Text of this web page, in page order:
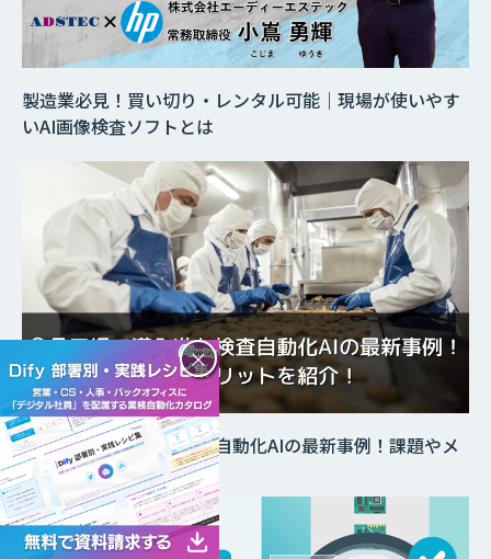
製造業必見！買い切り・レンタル可能｜現場が使いやす
いAI画像検査ソフトとは
食品工場で導入進む検査自動化AIの最新事例！課題やメ
リットを紹介！
×